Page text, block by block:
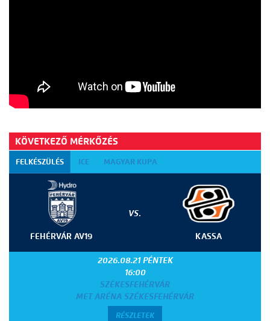
KÖVETKEZŐ MÉRKŐZÉS
FELKÉSZÜLÉS ICE MAGYAR KUPA
FEHÉRVÁR AV19
VS.
KASSA
2026.08.21 PÉNTEK
16:00
SZÉKESFEHÉRVÁR
MET ARÉNA SZÉKESFEHÉRVÁR
RÉSZLETEK